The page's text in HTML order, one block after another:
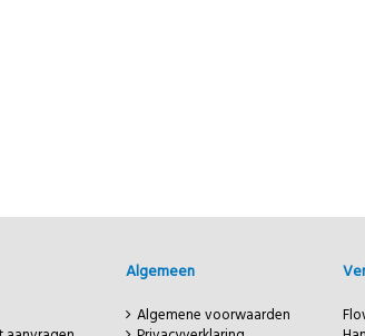
Algemeen
Algemene voorwaarden